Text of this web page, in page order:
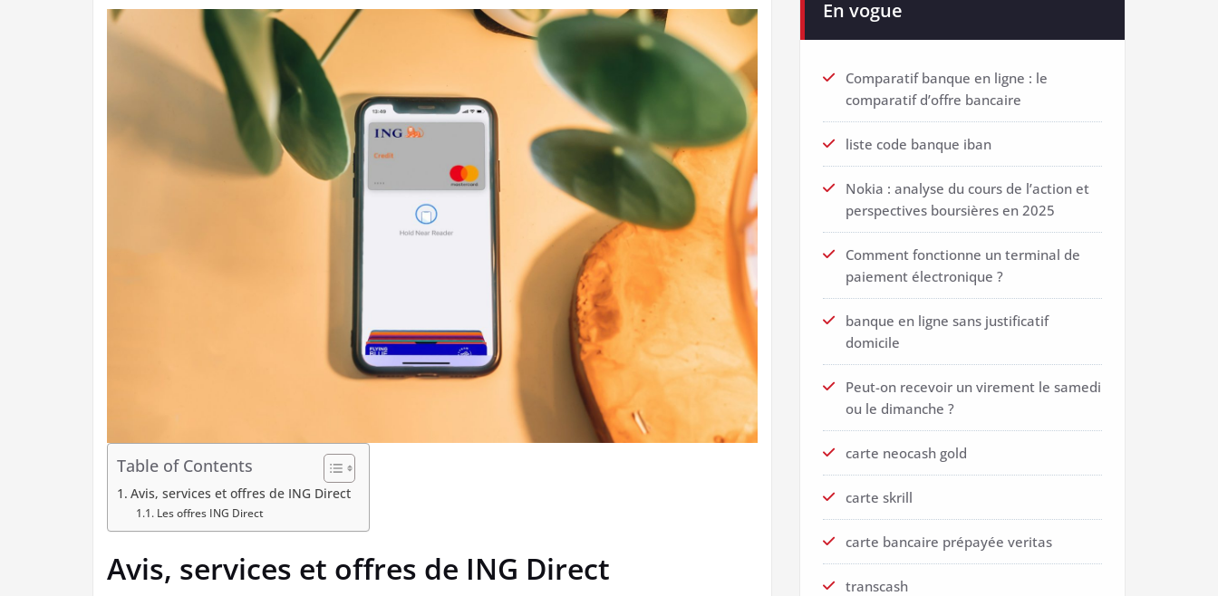
Table of Contents
Avis, services et offres de ING Direct
Les offres ING Direct
Avis, services et offres de ING Direct
En vogue
Comparatif banque en ligne : le
comparatif d’offre bancaire
liste code banque iban
Nokia : analyse du cours de l’action et
perspectives boursières en 2025
Comment fonctionne un terminal de
paiement électronique ?
banque en ligne sans justificatif
domicile
Peut-on recevoir un virement le samedi
ou le dimanche ?
carte neocash gold
carte skrill
carte bancaire prépayée veritas
transcash